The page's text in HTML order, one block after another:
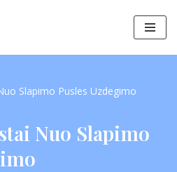
Slapimo Pusles Uzdegimo
Nuo Slapimo